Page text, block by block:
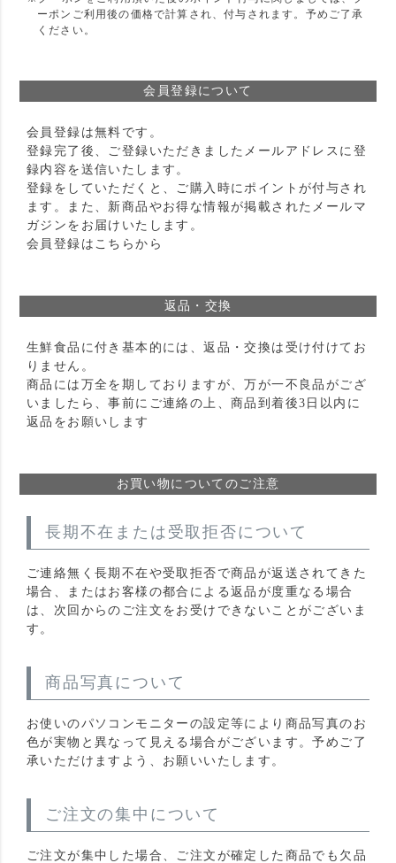
ーポンご利用後の価格で計算され、付与されます。予めご了承
ください。
会員登録について
会員登録は無料です。
登録完了後、ご登録いただきましたメールアドレスに登
録内容を送信いたします。
登録をしていただくと、ご購入時にポイントが付与され
ます。また、新商品やお得な情報が掲載されたメールマ
ガジンをお届けいたします。
会員登録は こちらから
返品・交換
生鮮食品に付き基本的には、返品・交換は受け付けてお
りません。
商品には万全を期しておりますが、万が一不良品がござ
いましたら、事前にご連絡の上、商品到着後3日以内に
返品をお願いします
お買い物についてのご注意
長期不在または受取拒否について
ご連絡無く長期不在や受取拒否で商品が返送されてきた
場合、またはお客様の都合による返品が度重なる場合
は、次回からのご注文をお受けできないことがございま
す。
商品写真について
お使いのパソコンモニターの設定等により商品写真のお
色が実物と異なって見える場合がございます。予めご了
承いただけますよう、お願いいたします。
ご注文の集中について
ご注文が集中した場合、ご注文が確定した商品でも欠品